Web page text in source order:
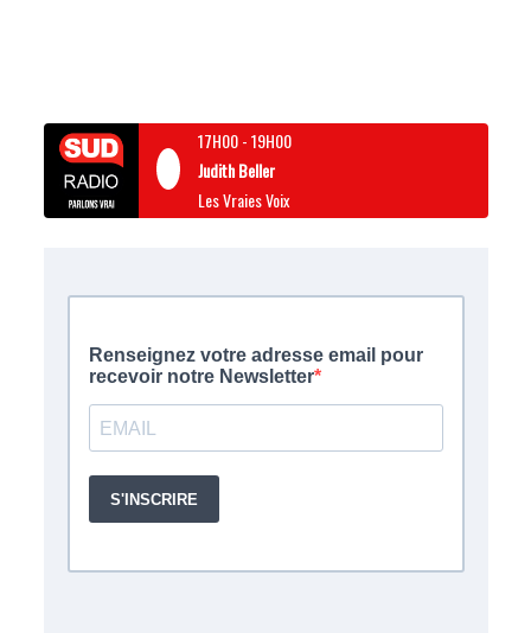
17H00-19H00
Judith Beller
Les Vraies Voix